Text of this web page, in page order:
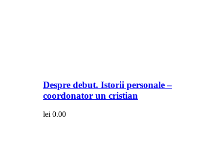
Despre debut. Istorii personale –
coordonator un cristian
lei 0.00